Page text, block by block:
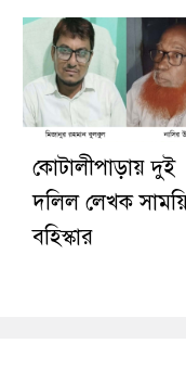
কোটালীপাড়ায় দুই
দলিল লেখক
বহিস্কার